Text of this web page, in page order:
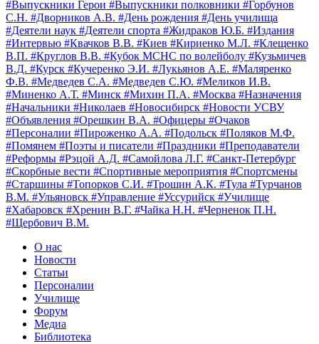
#Выпускники Герои #Выпускники полковники #Горбунов
С.Н. #Дворников А.В. #День рождения #День училища
#Деятели наук #Деятели спорта #Жидраков Ю.Б. #Издания
#Интервью #Квачков В.В. #Киев #Кириенко М.Л. #Клещенко
В.П. #Круглов В.В. #Кубок МСНС по волейболу #Кузьмичев
В.Д. #Курск #Кучеренко Э.И. #Лукьянов А.Е. #Маляренко
Ф.В. #Медведев С.А. #Медведев С.Ю. #Меликов И.В.
#Миненко А.Т. #Минск #Михин П.А. #Москва #Назначения
#Начальники #Николаев #Новосибирск #Новости УСВУ
#Объявления #Орешкин В.А. #Офицеры #Очаков
#Персоналии #Пироженко А.А. #Подольск #Поляков М.Ф.
#Помянем #Поэты и писатели #Праздники #Преподаватели
#Реформы #Рэцой А.Д. #Самойлова Л.Г. #Санкт-Петербург
#Скорбные вести #Спортивные мероприятия #Спортсмены
#Старшины #Топорков С.И. #Трошин А.К. #Тула #Турчанов
В.М. #Ульяновск #Управление #Уссурийск #Училище
#Хабаровск #Хренин В.Г. #Чайка Н.Н. #Черненок П.Н.
#Щербович В.М.
О нас
Новости
Статьи
Персоналии
Училище
Форум
Медиа
Библиотека